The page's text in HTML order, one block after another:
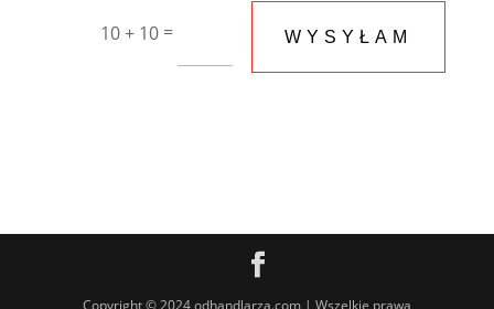
10 + 10 = WYSYŁAM
Copyright © 2024 odhandlarza.com | Wszelkie prawa